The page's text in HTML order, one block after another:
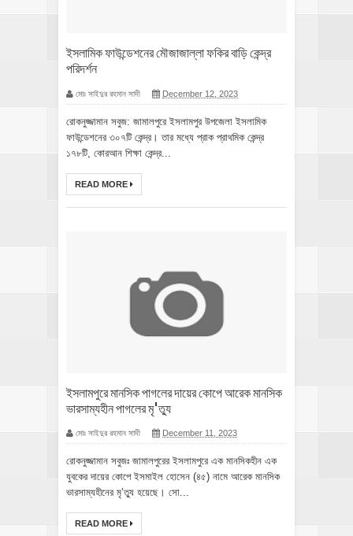
ইসলামিক ফাউন্ডেশনের মৌজাজাল্লা ফকির বাড়ি কেন্দ্র
পরিদর্শন
মোঃ সাইদুর রহমান সাদী December 12, 2023
রোকনুজ্জামান সবুজ: জামালপুরে ইসলামপুর উপজেলা ইসলামিক
ফাউন্ডেশনের ৩০৭টি কেন্দ্র। তার মধ্যে প্রাক প্রাথমিক কেন্দ্র
১৭৮টি, কোরআন শিক্ষা কেন্দ্র...
READ MORE
ইসলামপুরে মানসিক পাগলের দায়ের কোপে আরেক মানসিক
ভারসাম্যহীন পাগলের মৃ'ত্যু
মোঃ সাইদুর রহমান সাদী December 11, 2023
রোকনুজ্জামান সবুজঃ জামালপুরের ইসলামপুরে এক মানসিকহীন এক
যুবকের দায়ের কোপে ইসমাইল হোসেন (৪৫) নামে আরেক মানসিক
ভারসাম্যহীনের মৃ’ত্যু হয়েছে। সো...
READ MORE